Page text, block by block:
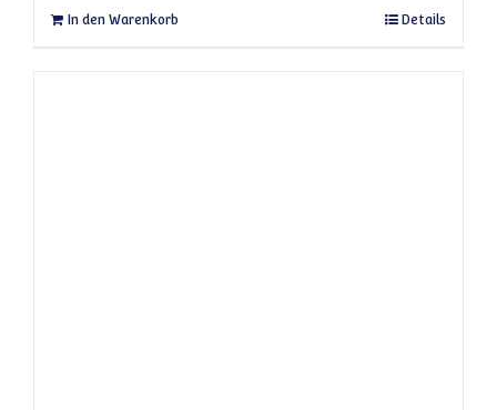
In den Warenkorb Details